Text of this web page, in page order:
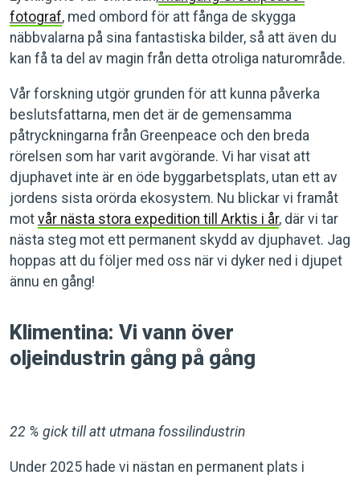
fotograf, med ombord för att fånga de skygga
näbbvalarna på sina fantastiska bilder, så att även du
kan få ta del av magin från detta otroliga naturområde.
Vår forskning utgör grunden för att kunna påverka
beslutsfattarna, men det är de gemensamma
påtryckningarna från Greenpeace och den breda
rörelsen som har varit avgörande. Vi har visat att
djuphavet inte är en öde byggarbetsplats, utan ett av
jordens sista orörda ekosystem. Nu blickar vi framåt
mot vår nästa stora expedition till Arktis i år, där vi tar
nästa steg mot ett permanent skydd av djuphavet. Jag
hoppas att du följer med oss när vi dyker ned i djupet
ännu en gång!
Klimentina: Vi vann över
oljeindustrin gång på gång
22 % gick till att utmana fossilindustrin
Under 2025 hade vi nästan en permanent plats i